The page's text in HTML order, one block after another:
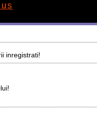
inregistrati!